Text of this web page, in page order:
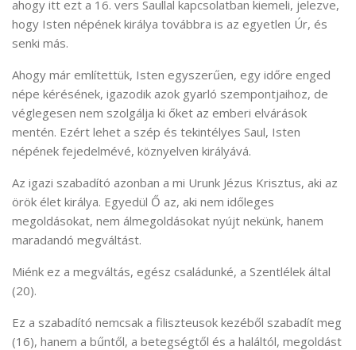
ahogy itt ezt a 16. vers Saullal kapcsolatban kiemeli, jelezve,
hogy Isten népének királya továbbra is az egyetlen Úr, és
senki más.
Ahogy már említettük, Isten egyszerűen, egy időre enged
népe kérésének, igazodik azok gyarló szempontjaihoz, de
véglegesen nem szolgálja ki őket az emberi elvárások
mentén. Ezért lehet a szép és tekintélyes Saul, Isten
népének fejedelmévé, köznyelven királyává.
Az igazi szabadító azonban a mi Urunk Jézus Krisztus, aki az
örök élet királya. Egyedül Ő az, aki nem időleges
megoldásokat, nem álmegoldásokat nyújt nekünk, hanem
maradandó megváltást.
Miénk ez a megváltás, egész családunké, a Szentlélek által
(20).
Ez a szabadító nemcsak a filiszteusok kezéből szabadít meg
(16), hanem a bűntől, a betegségtől és a haláltól, megoldást